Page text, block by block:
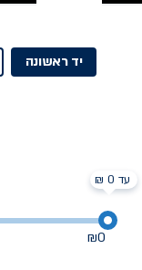
יד ראשונה
₪0
עד 0 ₪